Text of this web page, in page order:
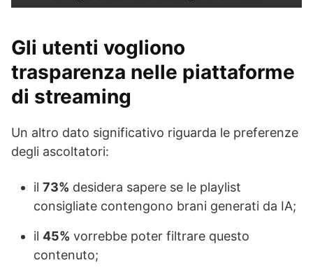
Gli utenti vogliono
trasparenza nelle piattaforme
di streaming
Un altro dato significativo riguarda le preferenze
degli ascoltatori:
il 73% desidera sapere se le playlist
consigliate contengono brani generati da IA;
il 45% vorrebbe poter filtrare questo
contenuto;